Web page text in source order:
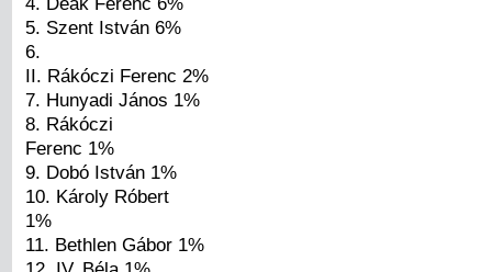
5. Szent István 6%
6.
II. Rákóczi Ferenc 2%
7. Hunyadi János 1%
8. Rákóczi
Ferenc 1%
9. Dobó István 1%
10. Károly Róbert
1%
11. Bethlen Gábor 1%